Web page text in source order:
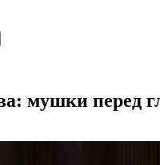
мушки перед